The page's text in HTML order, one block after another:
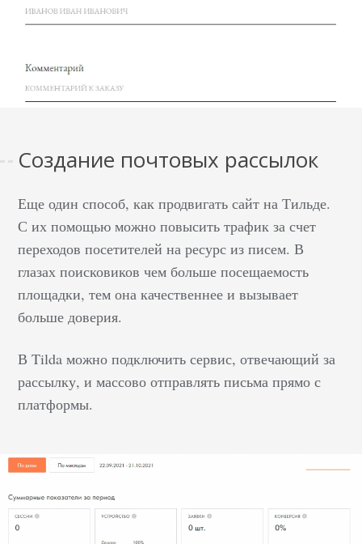
Создание почтовых рассылок
Еще один способ, как продвигать сайт на Тильде.
С их помощью можно повысить трафик за счет
переходов посетителей на ресурс из писем. В
глазах поисковиков чем больше посещаемость
площадки, тем она качественнее и вызывает
больше доверия.
В Tilda можно подключить сервис, отвечающий за
рассылку, и массово отправлять письма прямо с
платформы.